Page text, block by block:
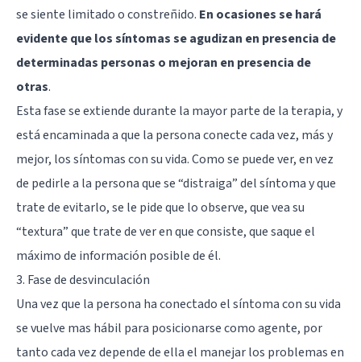
se siente limitado o constreñido. En ocasiones se hará
evidente que los síntomas se agudizan en presencia de
determinadas personas o mejoran en presencia de
otras.
Esta fase se extiende durante la mayor parte de la terapia, y
está encaminada a que la persona conecte cada vez, más y
mejor, los síntomas con su vida. Como se puede ver, en vez
de pedirle a la persona que se “distraiga” del síntoma y que
trate de evitarlo, se le pide que lo observe, que vea su
“textura” que trate de ver en que consiste, que saque el
máximo de información posible de él.
3. Fase de desvinculación
Una vez que la persona ha conectado el síntoma con su vida
se vuelve mas hábil para posicionarse como agente, por
tanto cada vez depende de ella el manejar los problemas en